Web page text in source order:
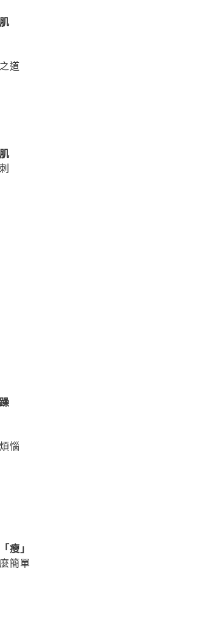
道
惱
瘦」
簡單